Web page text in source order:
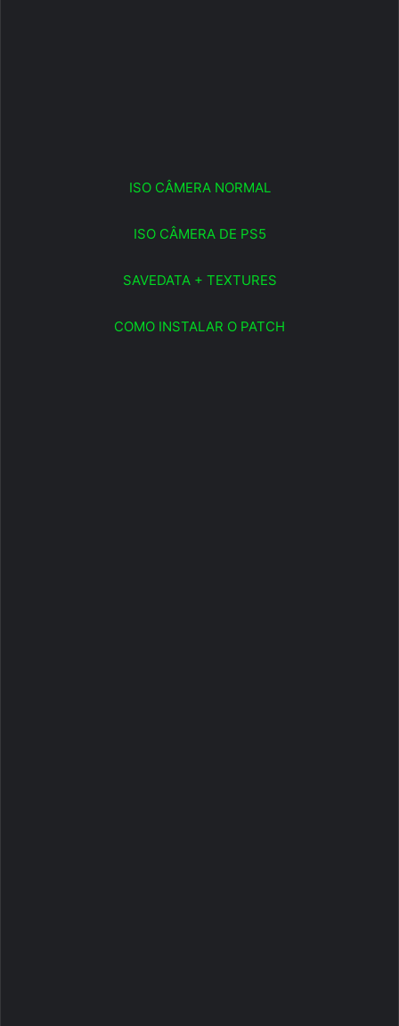
ISO CÂMERA NORMAL
ISO CÂMERA DE PS5
SAVEDATA + TEXTURES
COMO INSTALAR O PATCH